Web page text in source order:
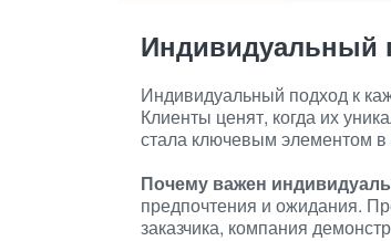
Индивидуальный
Индивидуальный подход к
Клиенты ценят, когда их
стала ключевым элементом
Почему важен
предпочтения и ожидания.
заказчика, компания